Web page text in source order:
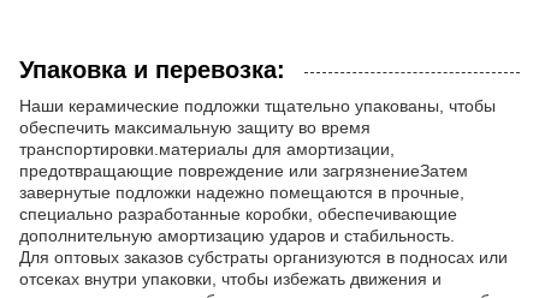
Упаковка и перевозка:
Наши керамические подложки тщательно упакованы, чтобы
обеспечить максимальную защиту во время
транспортировки.материалы для амортизации,
предотвращающие повреждение или загрязнениеЗатем
завернутые подложки надежно помещаются в прочные,
специально разработанные коробки, обеспечивающие
дополнительную амортизацию ударов и стабильность.
Для оптовых заказов субстраты организуются в подносах или
отсеках внутри упаковки, чтобы избежать движения и